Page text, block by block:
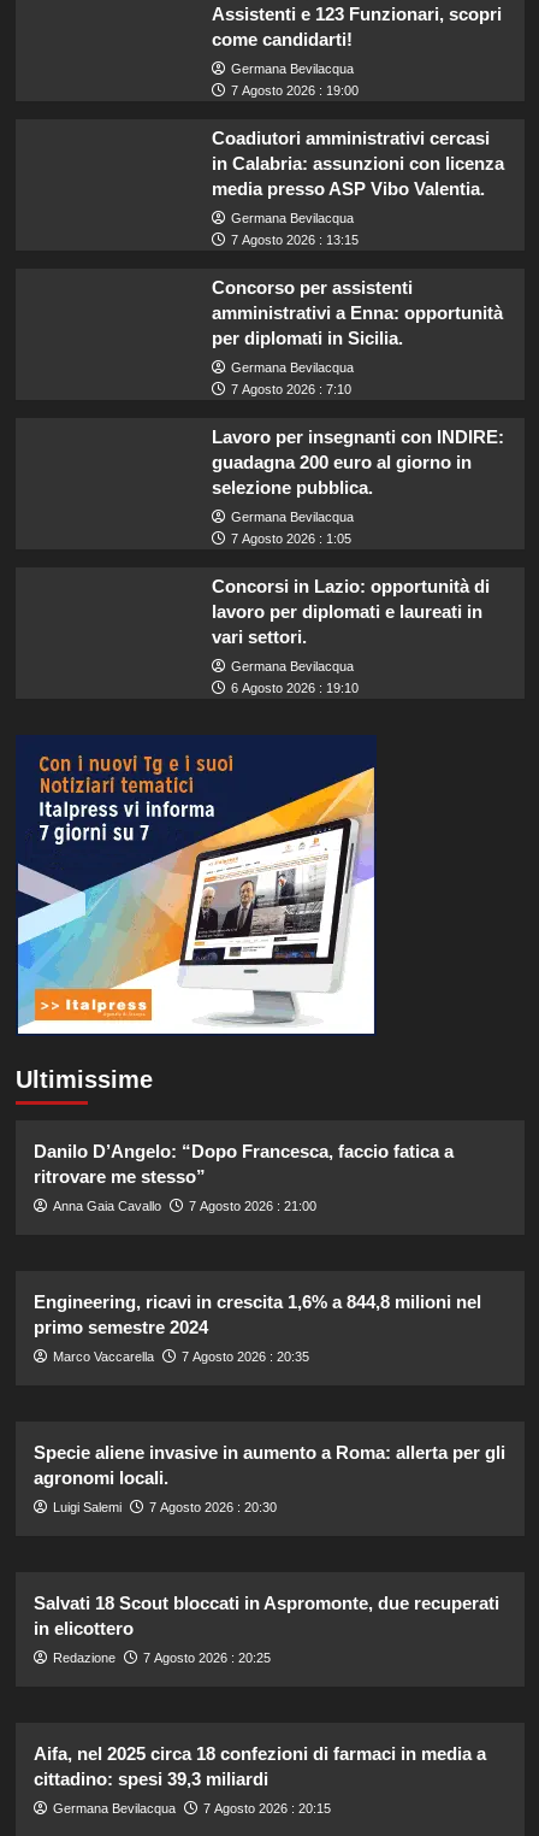
Assistenti e 123 Funzionari, scopri
come candidarti!
Germana Bevilacqua
7 Agosto 2026 : 19:00
Coadiutori amministrativi cercasi
in Calabria: assunzioni con licenza
media presso ASP Vibo Valentia.
Germana Bevilacqua
7 Agosto 2026 : 13:15
Concorso per assistenti
amministrativi a Enna: opportunità
per diplomati in Sicilia.
Germana Bevilacqua
7 Agosto 2026 : 7:10
Lavoro per insegnanti con INDIRE:
guadagna 200 euro al giorno in
selezione pubblica.
Germana Bevilacqua
7 Agosto 2026 : 1:05
Concorsi in Lazio: opportunità di
lavoro per diplomati e laureati in
vari settori.
Germana Bevilacqua
6 Agosto 2026 : 19:10
Ultimissime
Danilo D’Angelo: “Dopo Francesca, faccio fatica a
ritrovare me stesso”
Anna Gaia Cavallo 7 Agosto 2026 : 21:00
Engineering, ricavi in crescita 1,6% a 844,8 milioni nel
primo semestre 2024
Marco Vaccarella 7 Agosto 2026 : 20:35
Specie aliene invasive in aumento a Roma: allerta per gli
agronomi locali.
Luigi Salemi 7 Agosto 2026 : 20:30
Salvati 18 Scout bloccati in Aspromonte, due recuperati
in elicottero
Redazione 7 Agosto 2026 : 20:25
Aifa, nel 2025 circa 18 confezioni di farmaci in media a
cittadino: spesi 39,3 miliardi
Germana Bevilacqua 7 Agosto 2026 : 20:15